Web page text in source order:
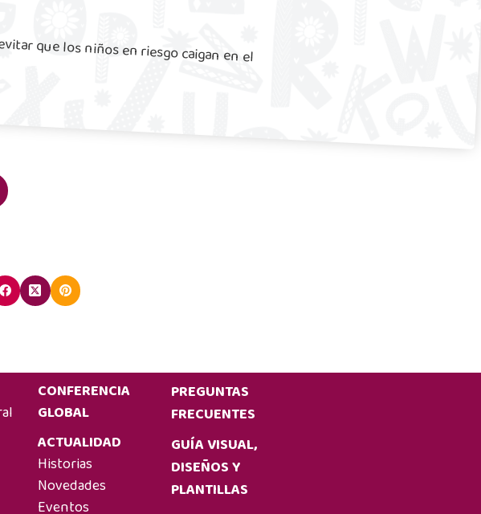
que los niños en riesgo caigan en el
CONFERENCIA
GLOBAL
ACTUALIDAD
Historias
Novedades
Eventos
PREGUNTAS
FRECUENTES
GUÍA VISUAL,
DISEÑOS Y
PLANTILLAS